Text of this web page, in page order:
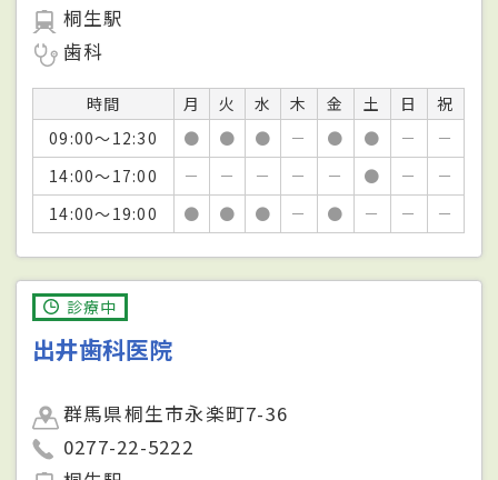
桐生駅
歯科
時間 月 火 水 木 金 土 日
祝
09:00～12:30
● ● ● － ● ● －
－
14:00～17:00
－ － － － － ● －
－
14:00～19:00
● ● ● － ● － － －
診療中
出井歯科医院
群馬県桐生市永楽町7-36
0277-22-5222